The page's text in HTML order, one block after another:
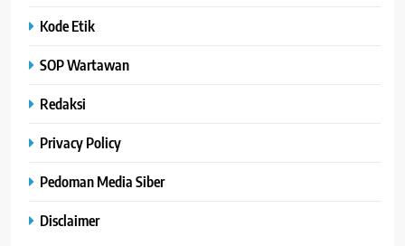
Kode Etik
SOP Wartawan
Redaksi
Privacy Policy
Pedoman Media Siber
Disclaimer